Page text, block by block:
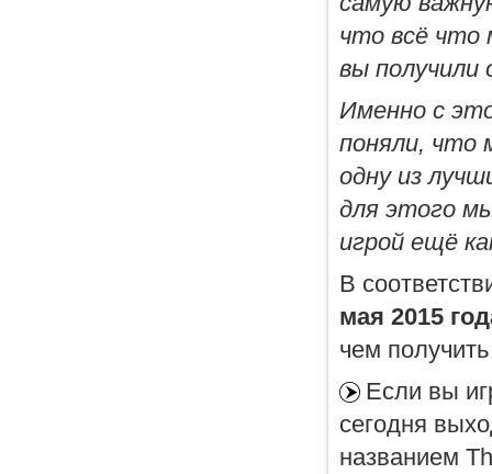
что всё что
вы получили
Именно с
поняли, что
одну из
для этого
игрой ещё
В
мая 2015
чем
Если вы
сегодня
названием